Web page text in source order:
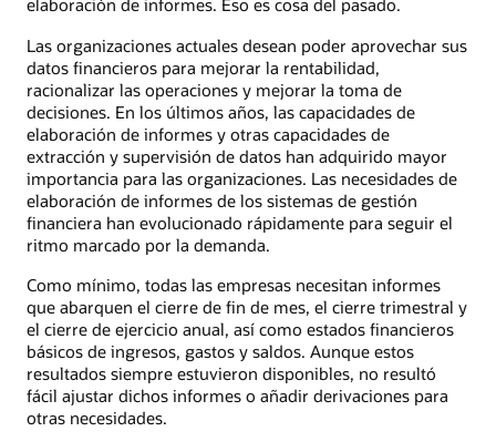
elaboración de informes. Eso es cosa del pasado.
Las organizaciones actuales desean poder aprovechar sus
datos financieros para mejorar la rentabilidad,
racionalizar las operaciones y mejorar la toma de
decisiones. En los últimos años, las capacidades de
elaboración de informes y otras capacidades de
extracción y supervisión de datos han adquirido mayor
importancia para las organizaciones. Las necesidades de
elaboración de informes de los sistemas de gestión
financiera han evolucionado rápidamente para seguir el
ritmo marcado por la demanda.
Como mínimo, todas las empresas necesitan informes
que abarquen el cierre de fin de mes, el cierre trimestral y
el cierre de ejercicio anual, así como estados financieros
básicos de ingresos, gastos y saldos. Aunque estos
resultados siempre estuvieron disponibles, no resultó
fácil ajustar dichos informes o añadir derivaciones para
otras necesidades.